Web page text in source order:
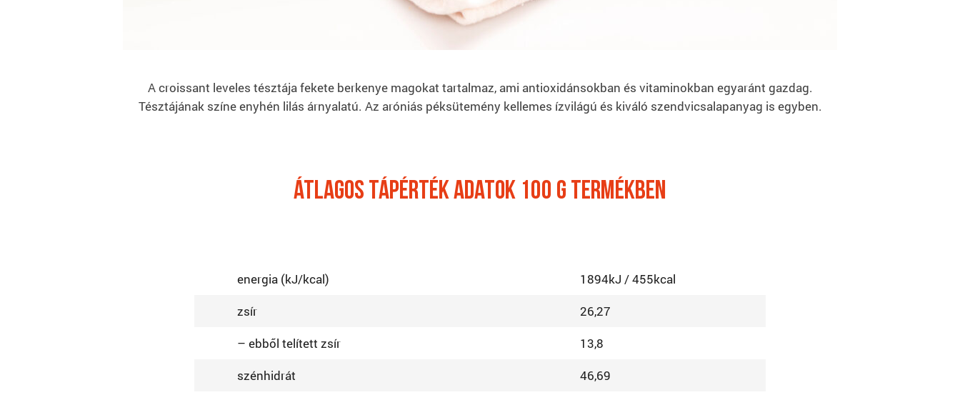
A croissant leveles tésztája fekete berkenye magokat tartalmaz, ami antioxidánsokban és vitaminokban egyaránt gazdag.
Tésztájának színe enyhén lilás árnyalatú. Az aróniás péksütemény kellemes ízvilágú és kiváló szendvicsalapanyag is egyben.
átlagos tápérték adatok 100 G termékben
energia (kJ/kcal)
1894kJ / 455kcal
zsír
26,27
– ebből telített zsír
13,8
szénhidrát
46,69